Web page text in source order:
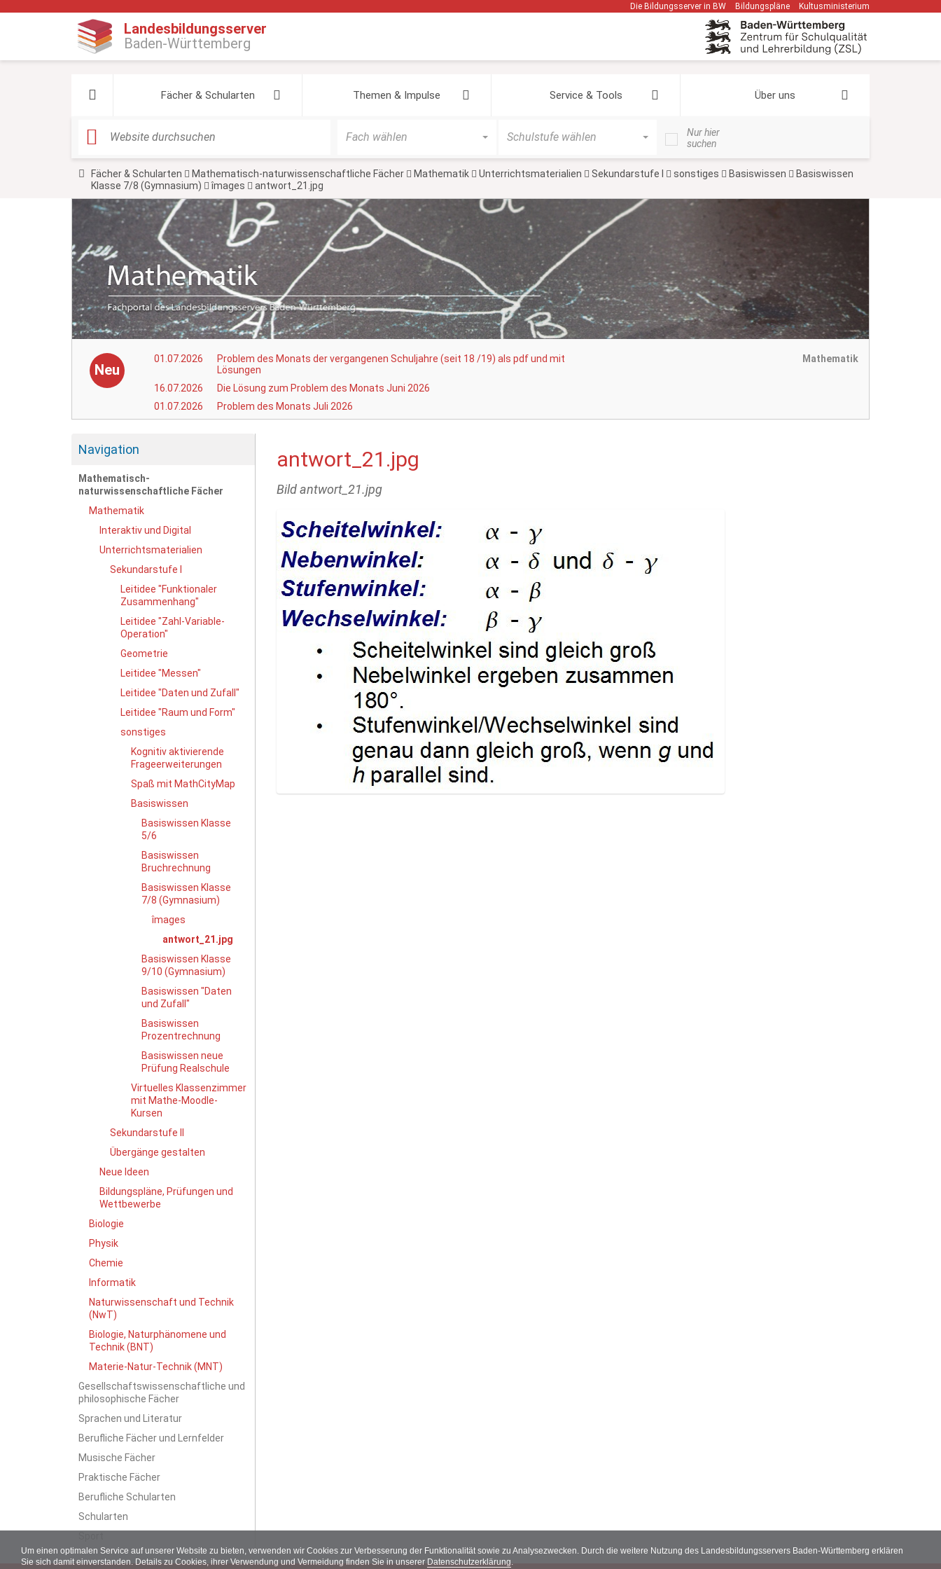
Um einen optimalen Service auf unserer Website zu bieten, verwenden wir Cookies zur Verbesserung der Funktionalität sowie zu Analysezwecken. Durch die weitere Nutzung des Landesbildungsservers Baden-Württemberg erklären
Sie sich damit einverstanden. Details zu Cookies, ihrer Verwendung und Vermeidung finden Sie in unserer Datenschutzerklärung.
Die Bildungsserver in BW Bildungspläne Kultusministerium
Landesbildungsserver
Baden-Württemberg
Fächer & Schularten Themen & Impulse Service & Tools Über uns
Fach wählen Schulstufe wählen
Nur hier
suchen
Y
e
r
e
:
Fächer & Schularten Mathematisch-naturwissenschaftliche Fächer Mathematik Unterrichtsmaterialien Sekundarstufe I sonstiges Basiswissen
Basiswissen
Klasse 7/8 (Gymnasium)
îmages antwort_21.jpg
Neu
01.07.2026
Problem des Monats der vergangenen Schuljahre (seit 18 /19) als pdf und mit
Lösungen
16.07.2026
Die Lösung zum Problem des Monats Juni 2026
01.07.2026
Problem des Monats Juli 2026
Mathematik
Navigation
Mathematisch-
naturwissenschaftliche Fächer
Mathematik
Interaktiv und Digital
Unterrichtsmaterialien
Sekundarstufe I
Leitidee "Funktionaler
Zusammenhang"
Leitidee "Zahl-Variable-
Operation"
Geometrie
Leitidee "Messen"
Leitidee "Daten und Zufall"
Leitidee "Raum und Form"
sonstiges
Kognitiv aktivierende
Frageerweiterungen
Spaß mit MathCityMap
Basiswissen
Basiswissen Klasse
5/6
Basiswissen
Bruchrechnung
Basiswissen Klasse
7/8 (Gymnasium)
îmages
antwort_21.jpg
Basiswissen Klasse
9/10 (Gymnasium)
Basiswissen "Daten
und Zufall"
Basiswissen
Prozentrechnung
Basiswissen neue
Prüfung Realschule
Virtuelles Klassenzimmer
mit Mathe-Moodle-
Kursen
Sekundarstufe II
Übergänge gestalten
Neue Ideen
Bildungspläne, Prüfungen und
Wettbewerbe
Biologie
Physik
Chemie
Informatik
Naturwissenschaft und Technik
(NwT)
Biologie, Naturphänomene und
Technik (BNT)
Materie-Natur-Technik (MNT)
Gesellschaftswissenschaftliche und
philosophische Fächer
Sprachen und Literatur
Berufliche Fächer und Lernfelder
Musische Fächer
Praktische Fächer
Berufliche Schularten
Schularten
antwort_21.jpg
Bild antwort_21.jpg